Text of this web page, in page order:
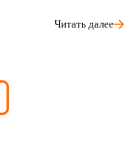
Читать далее